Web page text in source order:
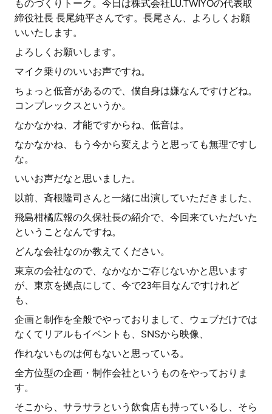
ものづくりトーク。今日は株式会社LU.TWIYOの代表取
締役社長 長尾純平さんです。長尾さん、よろしくお願
いいたします。
よろしくお願いします。
マイク乗りのいいお声ですね。
ちょっと低音があるので、僕自身は嫌なんですけどね。
コンプレックスというか。
なかなかね、才能ですからね、低音は。
なかなかね、もう今から変えようと思っても無理ですし
な。
いいお声だなと思いました。
以前、斉根隆司さんと一緒に出演していただきました、
飛島柑橘広報の久保社長の紹介で、今回来ていただいた
ということなんですね。
どんな会社なのか教えてください。
東京の会社なので、なかなかご存じないかと思います
が、東京を拠点にして、今で23年目なんですけれど
も、
企画と制作を全般でやっておりまして、ウェブだけでは
なくてリアルもイベントも、SNSから映像、
作れないものは何もないと思っている。
全方位型の企画・制作会社というものをやっておりま
す。
そこから、サラサラという飲食店も持っているし、そら